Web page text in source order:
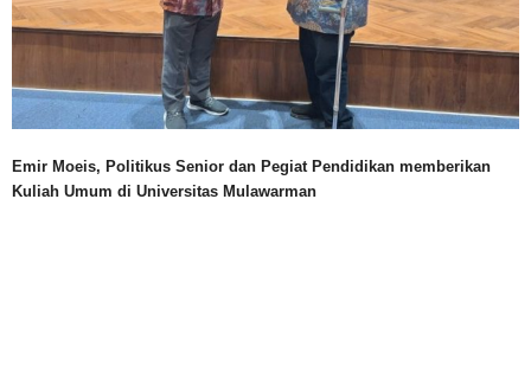
Emir Moeis, Politikus Senior dan Pegiat Pendidikan memberikan
Kuliah Umum di Universitas Mulawarman